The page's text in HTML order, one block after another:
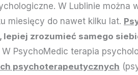
W Lublinie
miesięcy do nawet kilku lat.
zrozumieć samego
W PsychoMedic terapia
psychoterapeutycznych